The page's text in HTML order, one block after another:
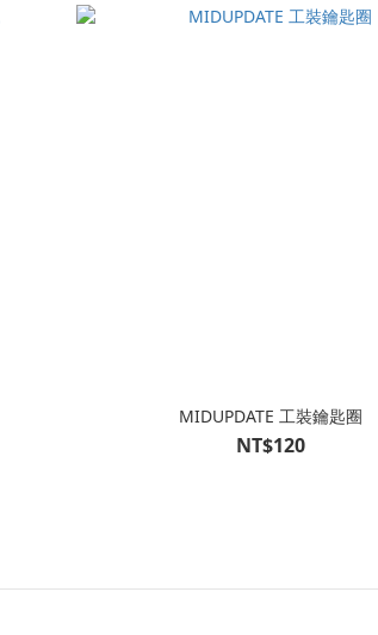
MIDUPDATE 工裝鑰匙圈
NT$120